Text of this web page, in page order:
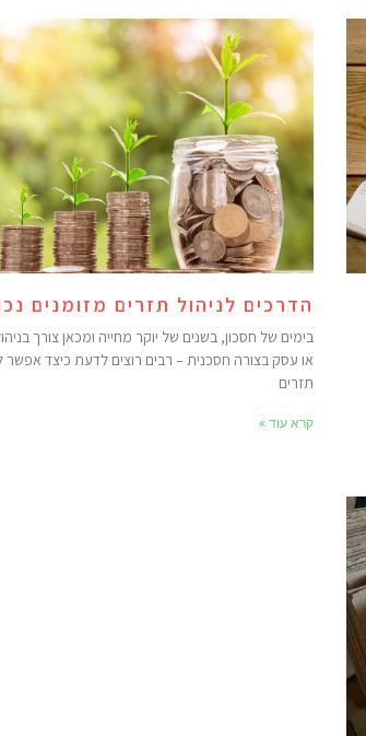
הדרכים לניהול תזרים מזומנים
בימים של חסכון, בשנים של יוקר מחייה ומכאן צורך
או עסק בצורה חסכנית – רבים רוצים לדעת כיצד אפשר
תזרים
קרא עוד »